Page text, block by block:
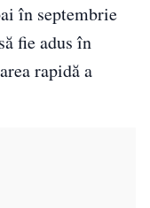
în septembrie
fie adus în
rapidă a